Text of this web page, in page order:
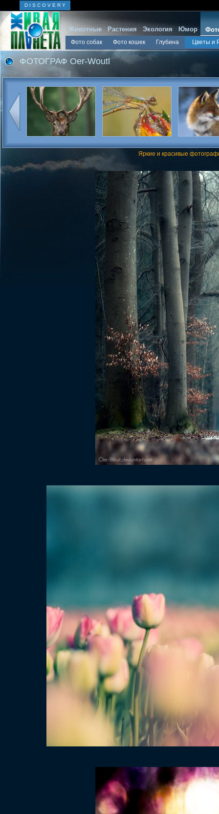
D I S C O V E R Y
Животные Растения Экология Юмор
Фото собак Фото кошек Глубина Цветы и
ФОТОГРАФ Oer-Woutl
Яркие и красивые